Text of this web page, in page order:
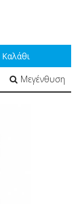
Καλάθι
Μεγένθυση